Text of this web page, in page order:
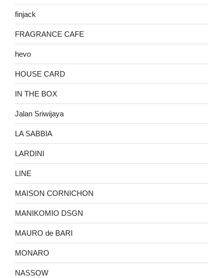
finjack
FRAGRANCE CAFE
hevo
HOUSE CARD
IN THE BOX
Jalan Sriwijaya
LA SABBIA
LARDINI
LINE
MAISON CORNICHON
MANIKOMIO DSGN
MAURO de BARI
MONARO
NASSOW